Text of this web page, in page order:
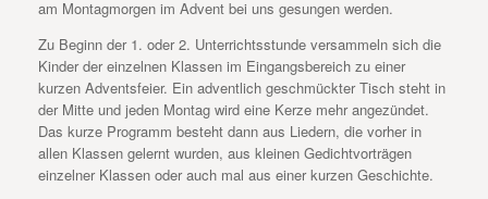
am Montagmorgen im Advent bei uns gesungen werden.
Zu Beginn der 1. oder 2. Unterrichtsstunde versammeln sich die
Kinder der einzelnen Klassen im Eingangsbereich zu einer
kurzen Adventsfeier. Ein adventlich geschmückter Tisch steht in
der Mitte und jeden Montag wird eine Kerze mehr angezündet.
Das kurze Programm besteht dann aus Liedern, die vorher in
allen Klassen gelernt wurden, aus kleinen Gedichtvorträgen
einzelner Klassen oder auch mal aus einer kurzen Geschichte.